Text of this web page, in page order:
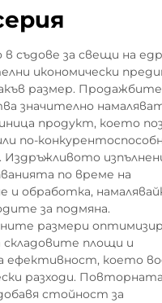
съдове за свещи на
икономически
размер.
значително
продукт, което
по-
Издръжливото
по време на
и обработка,
за подмяна.
размери
складовите площи и
което
разходи.
стойност за